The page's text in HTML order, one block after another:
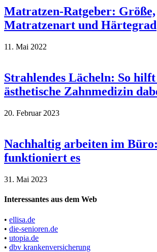
Matratzen-Ratgeber: Größe,
Matratzenart und Härtegrad
11. Mai 2022
Strahlendes Lächeln: So
ästhetische Zahnmedizin
20. Februar 2023
Nachhaltig arbeiten im
funktioniert es
31. Mai 2023
Interessantes aus dem Web
• ellisa.de
• die-senioren.de
• utopia.de
• dbv krankenversicherung